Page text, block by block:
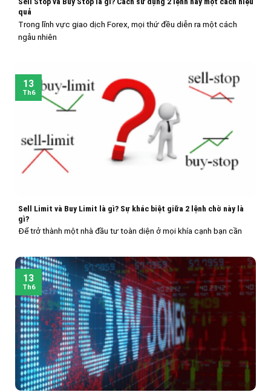
quả
Trong lĩnh vực giao dịch Forex, mọi thứ đều diễn ra một cách
ngẫu nhiên
Sell Limit và Buy Limit là gì? Sự khác biệt giữa 2 lệnh chờ này là
gì?
Để trở thành một nhà đầu tư toàn diện ở mọi khía cạnh bạn cần
13
Th6
13
Th6